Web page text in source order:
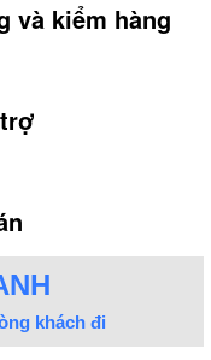
và kiểm hàng
khách đi